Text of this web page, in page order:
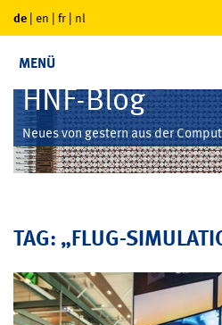
de | en | fr | nl
MENÜ
HNF-Blog
Neues von gestern aus der
TAG: „FLUG-